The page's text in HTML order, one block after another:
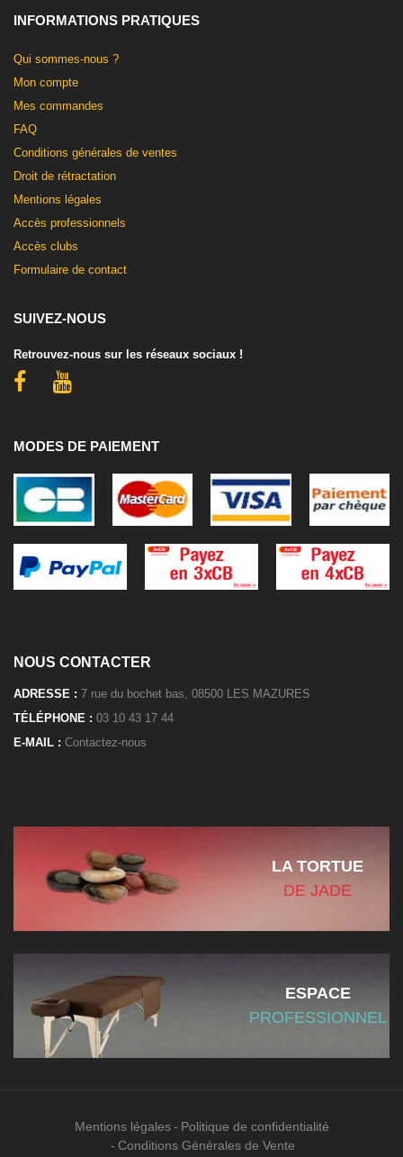
INFORMATIONS PRATIQUES
Qui sommes-nous ?
Mon compte
Mes commandes
FAQ
Conditions générales de ventes
Droit de rétractation
Mentions légales
Accès professionnels
Accès clubs
Formulaire de contact
SUIVEZ-NOUS
Retrouvez-nous sur les réseaux sociaux !
MODES DE PAIEMENT
NOUS CONTACTER
ADRESSE : 7 rue du bochet bas, 08500 LES MAZURES
TÉLÉPHONE : 03 10 43 17 44
E-MAIL : Contactez-nous
LA TORTUE
DE JADE
ESPACE
PROFESSIONNEL
Mentions légales
Politique de confidentialité
Conditions Générales de Vente